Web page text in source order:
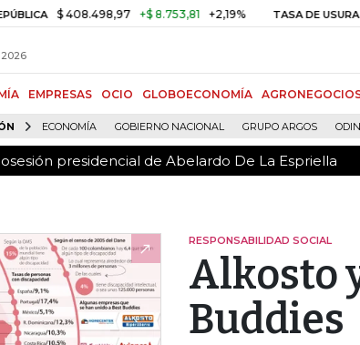
$ 408.498,97 +$ 8.753,81 +2,19% TASA DE USURA
2026
EMPRESAS OCIO GLOBOECONOMÍA
ECONOMÍA GOBIERNO NACIONAL GRUPO ARGOS
presidencial de Abelardo De La Espriella
presidencial de Abelardo De La Espriella
RESPONSABILIDAD SOCIAL
Alkosto
Buddies